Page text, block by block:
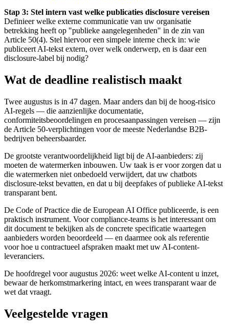
Stap 3: Stel intern vast welke publicaties disclosure vereisen
Definieer welke externe communicatie van uw organisatie
betrekking heeft op "publieke aangelegenheden" in de zin van
Article 50(4). Stel hiervoor een simpele interne check in: wie
publiceert AI-tekst extern, over welk onderwerp, en is daar een
disclosure-label bij nodig?
Wat de deadline realistisch maakt
Twee augustus is in 47 dagen. Maar anders dan bij de hoog-risico
AI-regels — die aanzienlijke documentatie,
conformiteitsbeoordelingen en procesaanpassingen vereisen — zijn
de Article 50-verplichtingen voor de meeste Nederlandse B2B-
bedrijven beheersbaarder.
De grootste verantwoordelijkheid ligt bij de AI-aanbieders: zij
moeten de watermerken inbouwen. Uw taak is er voor zorgen dat u
die watermerken niet onbedoeld verwijdert, dat uw chatbots
disclosure-tekst bevatten, en dat u bij deepfakes of publieke AI-tekst
transparant bent.
De Code of Practice die de European AI Office publiceerde, is een
praktisch instrument. Voor compliance-teams is het interessant om
dit document te bekijken als de concrete specificatie waartegen
aanbieders worden beoordeeld — en daarmee ook als referentie
voor hoe u contractueel afspraken maakt met uw AI-content-
leveranciers.
De hoofdregel voor augustus 2026: weet welke AI-content u inzet,
bewaar de herkomstmarkering intact, en wees transparant waar de
wet dat vraagt.
Veelgestelde vragen